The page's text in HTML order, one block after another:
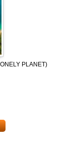
PLANET)